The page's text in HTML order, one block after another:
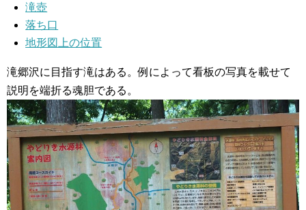
滝壺
落ち口
地形図上の位置
滝郷沢に目指す滝はある。例によって看板の写真を載せて
説明を端折る魂胆である。